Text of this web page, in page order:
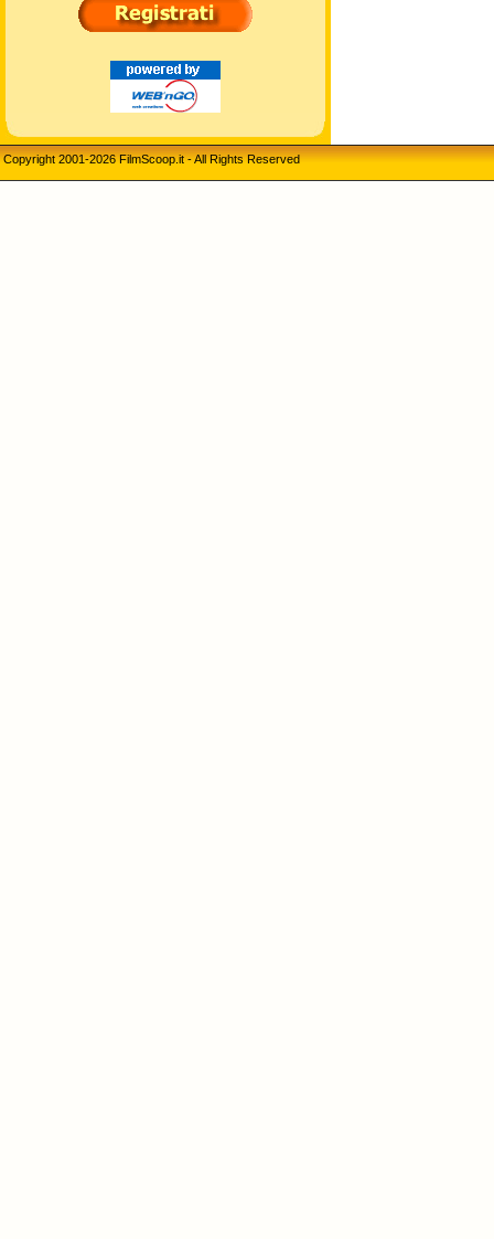
Copyright 2001-2026 FilmScoop.it - All Rights Reserved